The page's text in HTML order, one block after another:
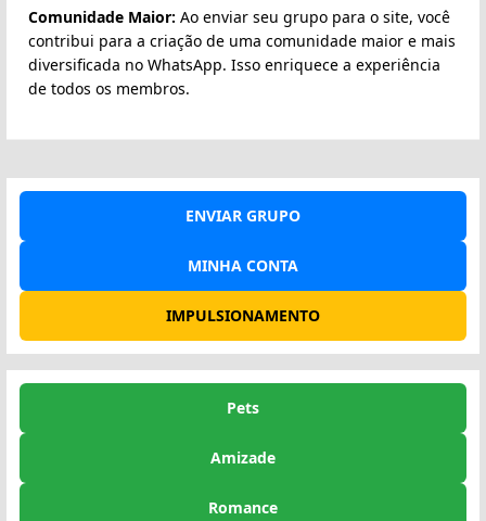
Comunidade Maior: Ao enviar seu grupo para o site, você
contribui para a criação de uma comunidade maior e mais
diversificada no WhatsApp. Isso enriquece a experiência
de todos os membros.
ENVIAR GRUPO
MINHA CONTA
IMPULSIONAMENTO
Pets
Amizade
Romance